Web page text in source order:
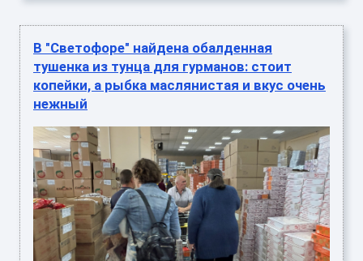
В "Светофоре" найдена обалденная
тушенка из тунца для гурманов: стоит
копейки, а рыбка маслянистая и вкус очень
нежный